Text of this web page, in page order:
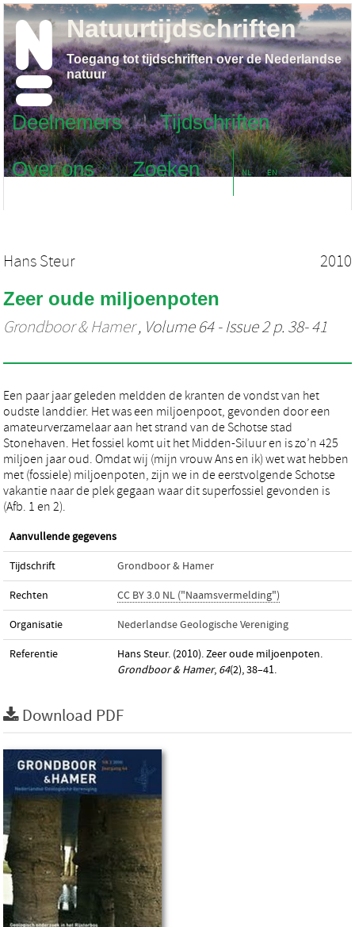
Deelnemers
Tijdschriften
Over ons
Zoeken NL EN
Natuurtijdschriften
Toegang tot tijdschriften over de Nederlandse
natuur
Hans Steur 2010
Zeer oude miljoenpoten
Grondboor & Hamer, Volume 64 - Issue 2 p. 38- 41
Een paar jaar geleden meldden de kranten de vondst van het
oudste landdier. Het was een miljoenpoot, gevonden door een
amateurverzamelaar aan het strand van de Schotse stad
Stonehaven. Het fossiel komt uit het Midden-Siluur en is zo’n 425
miljoen jaar oud. Omdat wij (mijn vrouw Ans en ik) wet wat hebben
met (fossiele) miljoenpoten, zijn we in de eerstvolgende Schotse
vakantie naar de plek gegaan waar dit superfossiel gevonden is
(Afb. 1 en 2).
Aanvullende gegevens
Tijdschrift Grondboor & Hamer
Rechten CC BY 3.0 NL ("Naamsvermelding")
Organisatie Nederlandse Geologische Vereniging
Referentie
Hans Steur. (2010). Zeer oude miljoenpoten.
Grondboor & Hamer, 64(2), 38–41.
Download PDF